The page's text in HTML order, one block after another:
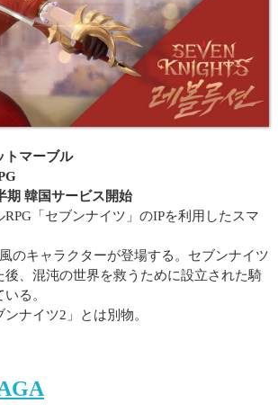
トマーブル
期 韓国サービス開始
RPG「セブンナイツ」のIPを利用したスマ
のキャラクターが登場する。セブンナイツ
後、混沌の世界を救うために設立された騎
る。
ンナイツ2」とは別物。